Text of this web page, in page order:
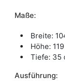
Maße:
Breite:
Höhe:
Tiefe: 35
Ausführung: